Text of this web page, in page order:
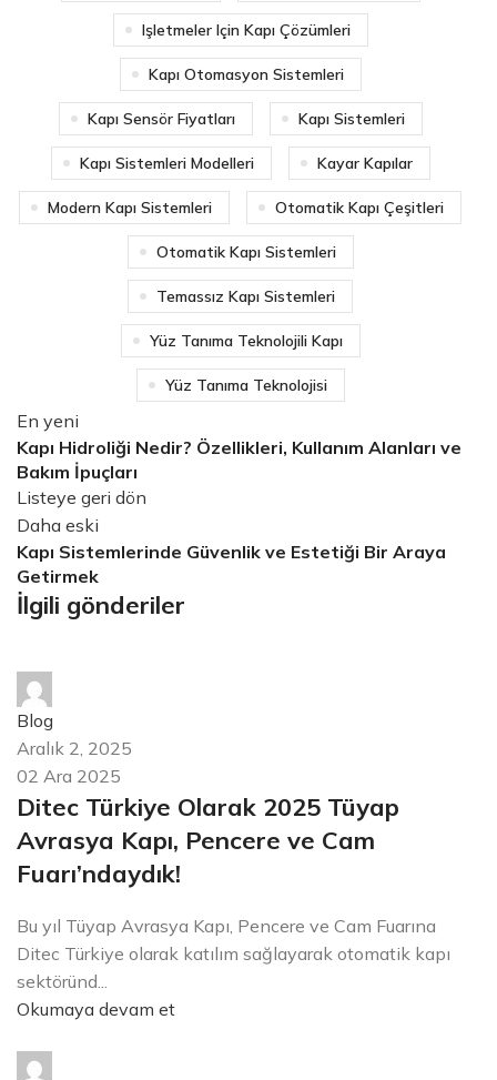
Işletmeler Için Kapı Çözümleri
Kapı Otomasyon Sistemleri
Kapı Sensör Fiyatları Kapı Sistemleri
Kapı Sistemleri Modelleri Kayar Kapılar
Modern Kapı Sistemleri Otomatik Kapı Çeşitleri
Otomatik Kapı Sistemleri
Temassız Kapı Sistemleri
Yüz Tanıma Teknolojili Kapı
Yüz Tanıma Teknolojisi
En yeni
Kapı Hidroliği Nedir? Özellikleri, Kullanım Alanları ve
Bakım İpuçları
Listeye geri dön
Daha eski
Kapı Sistemlerinde Güvenlik ve Estetiği Bir Araya
Getirmek
İlgili gönderiler
Blog
Aralık 2, 2025
02 Ara 2025
Ditec Türkiye Olarak 2025 Tüyap
Avrasya Kapı, Pencere ve Cam
Fuarı’ndaydık!
Bu yıl Tüyap Avrasya Kapı, Pencere ve Cam Fuarına
Ditec Türkiye olarak katılım sağlayarak otomatik kapı
sektöründ...
Okumaya devam et